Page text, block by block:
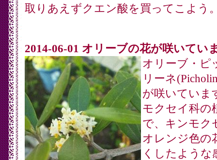
取りあえずクエン酸を買ってこよう
2014-06-01 オリーブの花が咲いてい
オリーブ・ピ
リーネ
が咲いていま
モクセイ科の
で、キンモク
オレンジ色の
くしたような